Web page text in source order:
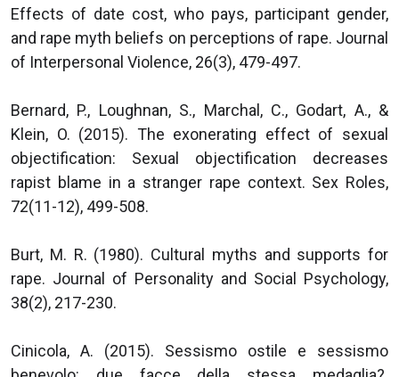
Effects of date cost, who pays, participant gender,
and rape myth beliefs on perceptions of rape. Journal
of Interpersonal Violence, 26(3), 479-497.
Bernard, P., Loughnan, S., Marchal, C., Godart, A., &
Klein, O. (2015). The exonerating effect of sexual
objectification: Sexual objectification decreases
rapist blame in a stranger rape context. Sex Roles,
72(11-12), 499-508.
Burt, M. R. (1980). Cultural myths and supports for
rape. Journal of Personality and Social Psychology,
38(2), 217-230.
Cinicola, A. (2015). Sessismo ostile e sessismo